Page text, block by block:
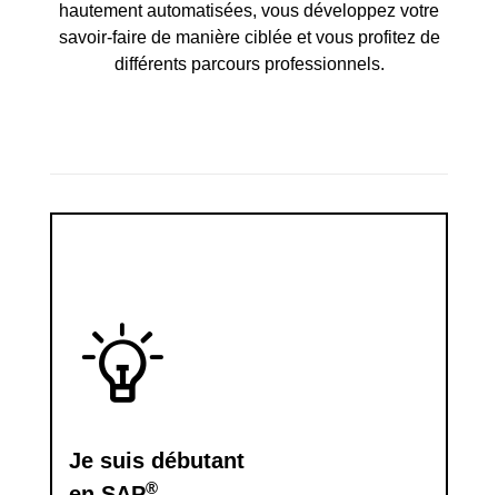
hautement automatisées, vous développez votre
savoir-faire de manière ciblée et vous profitez de
différents parcours professionnels.
Je suis débutant
®